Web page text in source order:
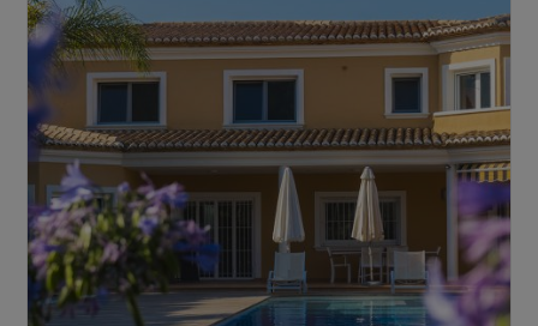
De
Piscine
En
Chalets
Maisons
Individuelles
Propre
Terrain.